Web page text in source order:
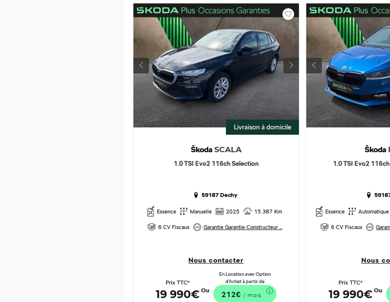
Livraison à domicile
Škoda SCALA
1.0 TSI Evo2 116ch Selection
59187 Dechy
Essence Manuelle 2025 15 387 Km
6 CV Fiscaux Garantie Garantie Constructeur ...
Nous contacter
Prix TTC*
19 990€ Ou
En Location avec Option
d'Achat à partir de
212€ / mois
Škoda
1.0 TSI Evo2
Essence Automatique
6 CV Fiscaux
Nous
Prix TTC*
19 990€ Ou